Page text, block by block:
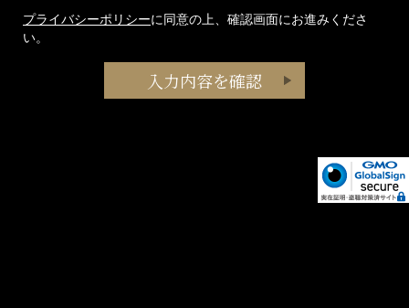
プライバシーポリシーに同意の上、確認画面にお進みくださ
い。